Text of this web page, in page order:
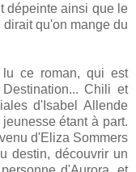
dépeinte ainsi que le
qu'on mange du
ce roman, qui est
Chili et
d'Isabel Allende
étant à part.
d'Eliza Sommers
destin, découvrir un